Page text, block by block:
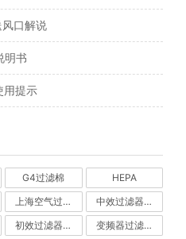
口解说
明书
用提示
G4过滤棉 HEPA
上海空气过滤器 中效过滤器-中效空气过滤器
初效过滤器-初效空气过滤器 变频器过滤器